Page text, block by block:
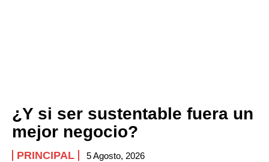
¿Y si ser sustentable fuera un
mejor negocio?
PRINCIPAL 5 Agosto, 2026